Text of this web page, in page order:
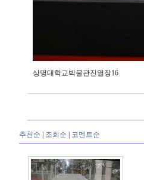
상명대학교박물관진열장16
추천순 조회순 코멘트순